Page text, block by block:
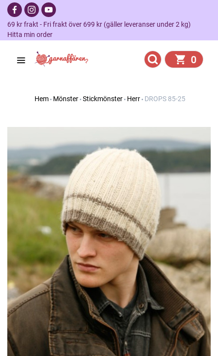
69 kr frakt - Fri frakt över 699 kr (gäller leveranser under 2 kg)
Hitta min order
0
Hem Mönster Stickmönster Herr DROPS 85-25